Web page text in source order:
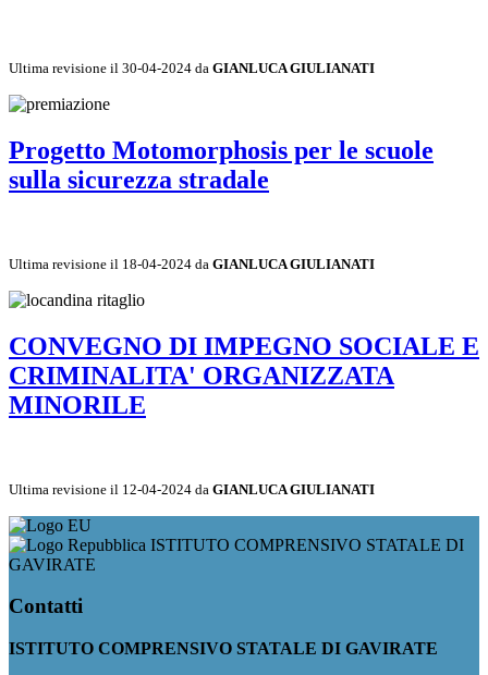
Ultima revisione il 30-04-2024 da GIANLUCA GIULIANATI
Progetto Motomorphosis per le scuole
sulla sicurezza stradale
Ultima revisione il 18-04-2024 da GIANLUCA GIULIANATI
CONVEGNO DI IMPEGNO SOCIALE E
CRIMINALITA' ORGANIZZATA
MINORILE
Ultima revisione il 12-04-2024 da GIANLUCA GIULIANATI
ISTITUTO COMPRENSIVO STATALE DI
GAVIRATE
Contatti
ISTITUTO COMPRENSIVO STATALE DI GAVIRATE